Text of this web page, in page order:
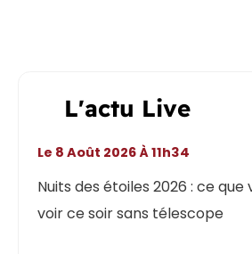
L'actu Live
Nuits des étoiles 2026 : ce que
voir ce soir sans télescope
Le 8 Août 2026 À 11h34